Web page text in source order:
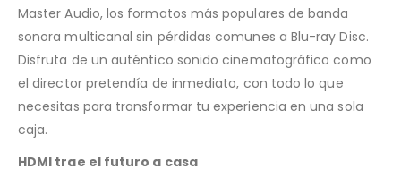
Master Audio, los formatos más populares de banda
sonora multicanal sin pérdidas comunes a Blu-ray Disc.
Disfruta de un auténtico sonido cinematográfico como
el director pretendía de inmediato, con todo lo que
necesitas para transformar tu experiencia en una sola
caja.
HDMI trae el futuro a casa